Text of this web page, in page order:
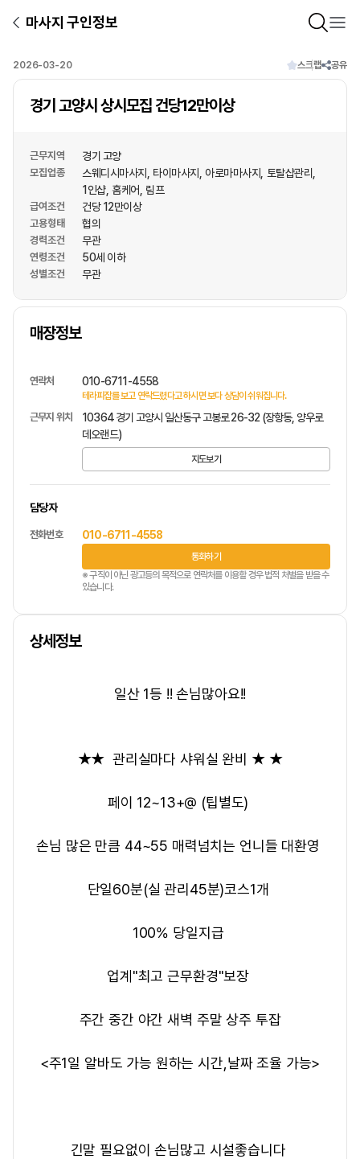
마사지 구인정보
2026-03-20 스크랩 공유
경기 고양시 상시모집 건당12만이상
근무지역 경기 고양
모집업종 스웨디시마사지 타이마사지 아로마마사지
토탈샵관리
1인샵 홈케어 림프
급여조건 건당 12만이상
고용형태 협의
경력조건 무관
연령조건 50세 이하
성별조건 무관
매장정보
상호명
연락처 010-6711-4558
테라피잡를 보고 연락드렸다고 하시면 보다 상담이 쉬워집니다.
근무지 위치
10364 경기 고양시 일산동구 고봉로 26-32 (장항동, 양우로
데오랜드)
지도보기
담당자
전화번호 010-6711-4558
통화하기
※ 구직이 아닌 광고등의 목적으로 연락처를 이용할 경우 법적 처벌을 받을 수
있습니다.
상세정보
일산 1등 !! 손님많아요!!
★★ 관리실마다 샤워실 완비 ★ ★
페이 12~13+@ (팁별도)
손님 많은 만큼 44~55 매력넘치는 언니들 대환영
단일60분(실 관리45분)코스1개
100% 당일지급
업계"최고 근무환경"보장
주간 중간 야간 새벽 주말 상주 투잡
<주1일 알바도 가능 원하는 시간,날짜 조율 가능>
긴말 필요없이 손님많고 시설좋습니다